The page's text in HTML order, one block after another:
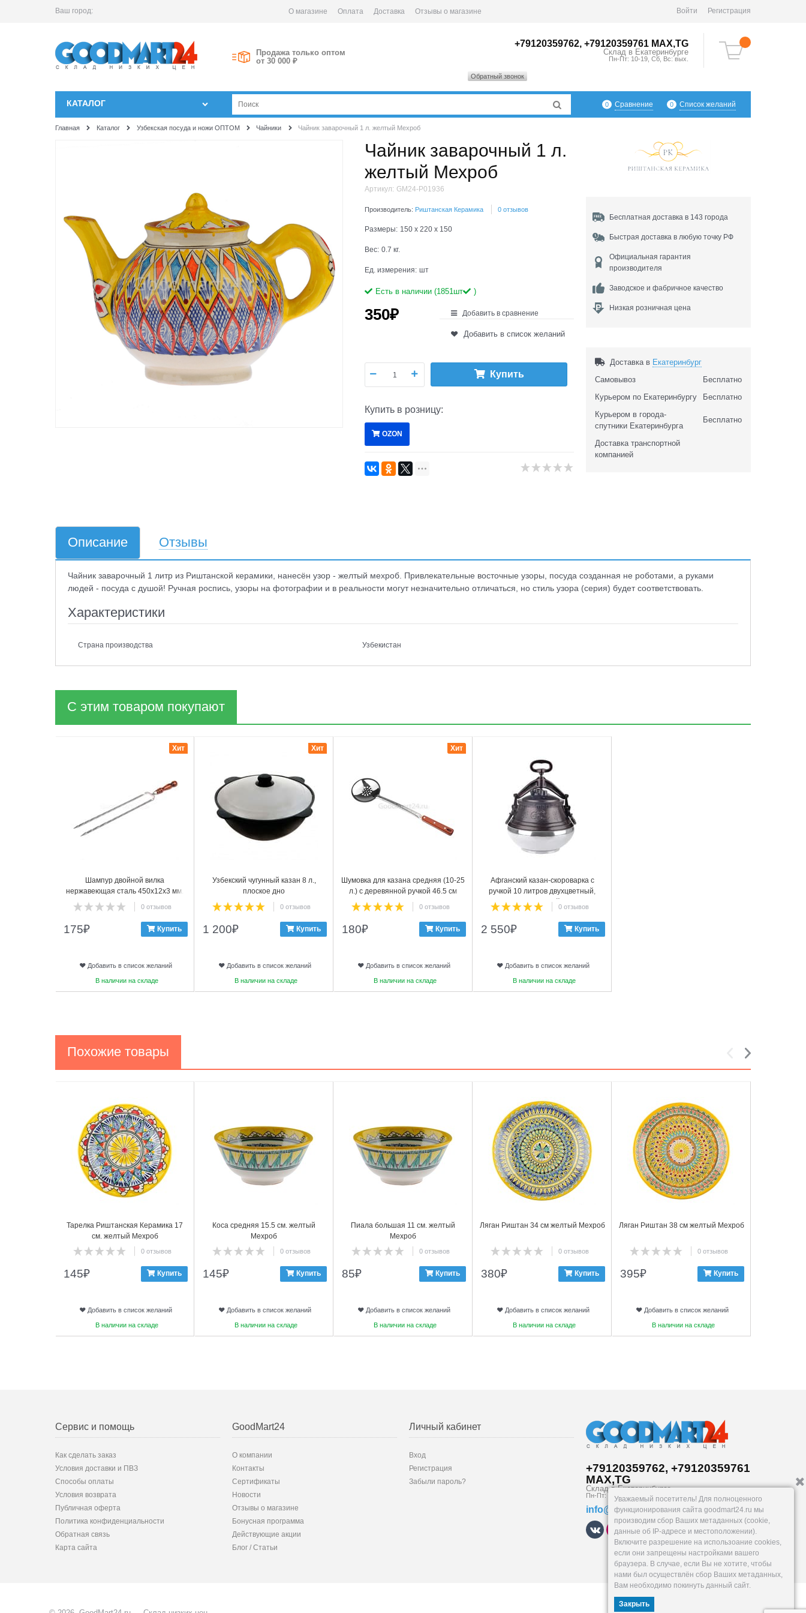
Ваш город: О магазине Оплата Доставка Отзывы о магазине Войти Регистрация
Продажа только оптом
от 30 000 ₽
+79120359762, +79120359761 MAX,TG
Склад в Екатеринбурге
Пн-Пт: 10-19, Сб, Вс: вых.
Обратный звонок
КАТАЛОГ 0 Сравнение 0 Список желаний
Главная Каталог Узбекская посуда и ножи ОПТОМ Чайники Чайник заварочный 1 л. желтый Мехроб
Чайник заварочный 1 л.
желтый Мехроб
Артикул: GM24-P01936
Производитель: Риштанская Керамика 0 отзывов
Размеры: 150 x 220 x 150
Вес: 0.7 кг.
Ед. измерения: шт
Есть в наличии (1851шт )
350₽ Добавить в сравнение
Добавить в список желаний
Купить
Купить в розницу:
OZON
Бесплатная доставка в 143 города
Быстрая доставка в любую точку РФ
Официальная гарантия
производителя
Заводское и фабричное качество
Низкая розничная цена
Доставка в Екатеринбург
Самовывоз
Бесплатно
Курьером по Екатеринбургу
Бесплатно
Курьером в города-
спутники Екатеринбурга
Бесплатно
Доставка транспортной
компанией
Описание Отзывы
Чайник заварочный 1 литр из Риштанской керамики, нанесён узор - желтый мехроб. Привлекательные восточные узоры, посуда созданная не роботами, а руками
людей - посуда с душой! Ручная роспись, узоры на фотографии и в реальности могут незначительно отличаться, но стиль узора (серия) будет соответствовать.
Характеристики
Страна производства Узбекистан
С этим товаром покупают
Шампур двойной вилка
нержавеющая сталь 450х12х3 мм.
деревянная ручка
0 отзывов
Хит
175₽ Купить
Добавить в список желаний
В наличии на складе
Узбекский чугунный казан 8 л.,
плоское дно
0 отзывов
Хит
1 200₽ Купить
Добавить в список желаний
В наличии на складе
Шумовка для казана средняя (10-25
л.) с деревянной ручкой 46.5 см
0 отзывов
Хит
180₽ Купить
Добавить в список желаний
В наличии на складе
Афганский казан-скороварка с
ручкой 10 литров двухцветный,
алюминий
0 отзывов
2 550₽ Купить
Добавить в список желаний
В наличии на складе
Похожие товары
Тарелка Риштанская Керамика 17
см. желтый Мехроб
0 отзывов
145₽ Купить
Добавить в список желаний
В наличии на складе
Коса средняя 15.5 см. желтый
Мехроб
0 отзывов
145₽ Купить
Добавить в список желаний
В наличии на складе
Пиала большая 11 см. желтый
Мехроб
0 отзывов
85₽ Купить
Добавить в список желаний
В наличии на складе
Ляган Риштан 34 см желтый Мехроб
0 отзывов
380₽ Купить
Добавить в список желаний
В наличии на складе
Ляган Риштан 38 см желтый Мехроб
0 отзывов
395₽ Купить
Добавить в список желаний
В наличии на складе
Сервис и помощь
Как сделать заказ
Условия доставки и ПВЗ
Способы оплаты
Условия возврата
Публичная оферта
Политика конфиденциальности
Обратная связь
Карта сайта
GoodMart24
О компании
Контакты
Сертификаты
Новости
Отзывы о магазине
Бонусная программа
Действующие акции
Блог / Статьи
Личный кабинет
Вход
Регистрация
Забыли пароль?
+79120359762, +79120359761
MAX,TG
Склад вЕкатеринбурге
Пн-Пт: 10-19, Сб, Вс: вых.
info@goodmart24.ru
Уважаемый посетитель! Для полноценного
функционирования сайта goodmart24.ru мы
производим сбор Ваших метаданных (cookie,
данные об IP-адресе и местоположении).
Включите разрешение на использоание cookies,
если они запрещены настройками вашего
браузера. В случае, если Вы не хотите, чтобы
нами был осуществлён сбор Ваших метаданных,
Вам необходимо покинуть данный сайт.
Закрыть